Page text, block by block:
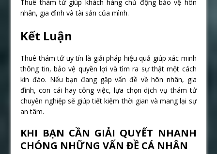
Thuê thám tử giúp khách hàng chủ động bảo vệ hôn
nhân, gia đình và tài sản của mình.
Kết Luận
Thuê thám tử uy tín là giải pháp hiệu quả giúp xác minh
thông tin, bảo vệ quyền lợi và tìm ra sự thật một cách
kín đáo. Nếu bạn đang gặp vấn đề về hôn nhân, gia
đình, con cái hay công việc, lựa chọn dịch vụ thám tử
chuyên nghiệp sẽ giúp tiết kiệm thời gian và mang lại sự
an tâm.
KHI BẠN CẦN GIẢI QUYẾT NHANH
CHÓNG NHỮNG VẤN ĐỀ CÁ NHÂN